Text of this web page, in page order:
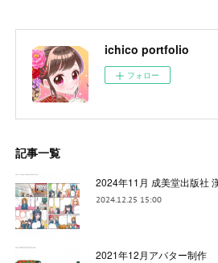
ichico portfolio
フォロー
記事一覧
2024年11月 成美堂出版社
2024.12.25 15:00
2021年12月アバター制作